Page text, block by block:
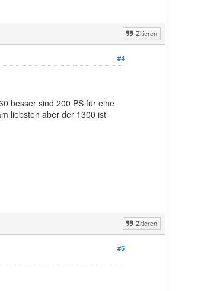
Zitieren
#4
besser sind 200 PS für eine
liebsten aber der 1300 ist
Zitieren
#5